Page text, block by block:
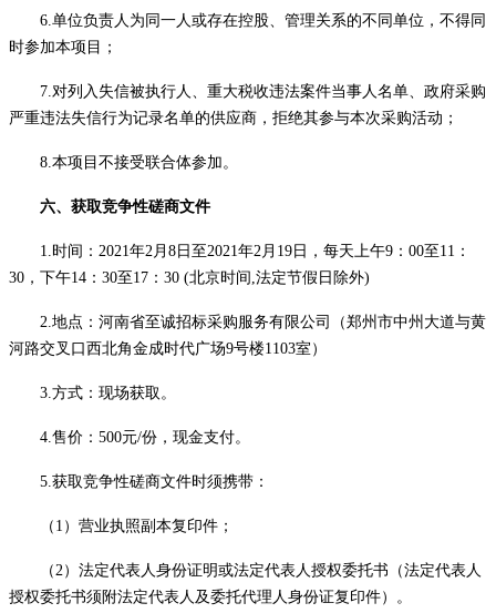
6.单位负责人为同一人或存在控股、管理关系的不同单位，不得同
时参加本项目；
7.对列入失信被执行人、重大税收违法案件当事人名单、政府采购
严重违法失信行为记录名单的供应商 ，拒绝其参与本次采购活动；
8.本项目不接受联合体参加。
六、获取竞争性磋商文件
1.时间： 2021年2月 8 日至2021年2月 19 日，每天上午9：00至11：
30，下午14：30至17：30 (北京时间,法定节假日除外)
2.地点：河南省至诚招标采购服务有限公司（郑州市中州大道与黄
河路交叉口西北角金成时代广场9号楼1103室）
3.方式：现场获取。
4.售价： 500元/份，现金支付。
5.获取竞争性磋商文件时须携带：
（ 1）营业执照副本复印件；
（2）法定代表人身份证明或法定代表人授权委托书（法定代表人
授权委托书须附法定代表人及委托代理人身份证复印件）。